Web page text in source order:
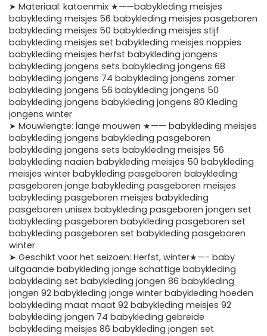
➤ Materiaal: katoenmix ★——babykleding meisjes
babykleding meisjes 56 babykleding meisjes pasgeboren
babykleding meisjes 50 babykleding meisjes stijf
babykleding meisjes set babykleding meisjes noppies
babykleding meisjes herfst babykleding jongens
babykleding jongens sets babykleding jongens 68
babykleding jongens 74 babykleding jongens zomer
babykleding jongens 56 babykleding jongens 50
babykleding jongens babykleding jongens 80 Kleding
jongens winter
➤ Mouwlengte: lange mouwen ★—— babykleding meisjes
babykleding jongens babykleding pasgeboren
babykleding jongens sets babykleding meisjes 56
babykleding naaien babykleding meisjes 50 babykleding
meisjes winter babykleding pasgeboren babykleding
pasgeboren jonge babykleding pasgeboren meisjes
babykleding pasgeboren meisjes babykleding
pasgeboren unisex babykleding pasgeboren jongen set
babykleding pasgeboren babykleding pasgeboren set
babykleding pasgeboren set babykleding pasgeboren
winter
➤ Geschikt voor het seizoen: Herfst, winter★—- baby
uitgaande babykleding jonge schattige babykleding
babykleding set babykleding jongen 86 babykleding
jongen 92 babykleding jonge winter babykleding hoeden
babykleding maat maat 92 babykleding meisjes 92
babykleding jongen 74 babykleding gebreide
babykleding meisjes 86 babykleding jongen set